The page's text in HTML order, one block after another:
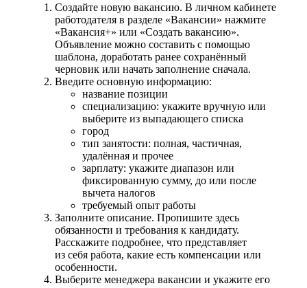
Создайте новую вакансию. В личном кабинете
работодателя в разделе «Вакансии» нажмите
«Вакансия+» или «Создать вакансию».
Объявление можно составить с помощью
шаблона, доработать ранее сохранённый
черновик или начать заполнение сначала.
Введите основную информацию:
название позиции
специализацию: укажите вручную или
выберите из выпадающего списка
город
тип занятости: полная, частичная,
удалённая и прочее
зарплату: укажите диапазон или
фиксированную сумму, до или после
вычета налогов
требуемый опыт работы
Заполните описание. Пропишите здесь
обязанности и требования к кандидату.
Расскажите подробнее, что представляет
из себя работа, какие есть компенсации или
особенности.
Выберите менеджера вакансии и укажите его